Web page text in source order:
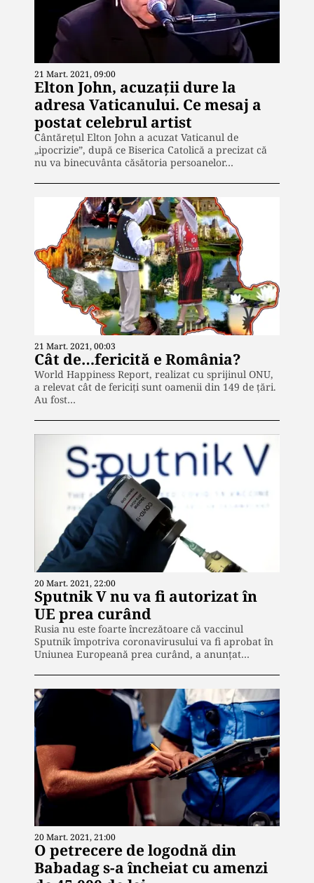
21 Mart. 2021, 09:00
Elton John, acuzații dure la
adresa Vaticanului. Ce mesaj a
postat celebrul artist
Cântărețul Elton John a acuzat Vaticanul de
„ipocrizie”, după ce Biserica Catolică a precizat că
nu va binecuvânta căsătoria persoanelor…
21 Mart. 2021, 00:03
Cât de…fericită e România?
World Happiness Report, realizat cu sprijinul ONU,
a relevat cât de fericiți sunt oamenii din 149 de țări.
Au fost…
20 Mart. 2021, 22:00
Sputnik V nu va fi autorizat în
UE prea curând
Rusia nu este foarte încrezătoare că vaccinul
Sputnik împotriva coronavirusului va fi aprobat în
Uniunea Europeană prea curând, a anunțat…
20 Mart. 2021, 21:00
O petrecere de logodnă din
Babadag s-a încheiat cu amenzi